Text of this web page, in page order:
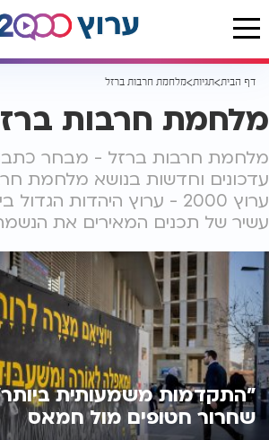
דף הבית תגיות מלחמת חרבות ברזל
מלחמת חרבות
מלחמת חרבות ברזל - מבחר
עדכונים וחדשות בנושא מלחמת
ערוץ 2000 - ערוץ היהדות
עשיר של תכנים המאירים את
"התקדמות משמעותית
שחרור חטופים מול חמאס